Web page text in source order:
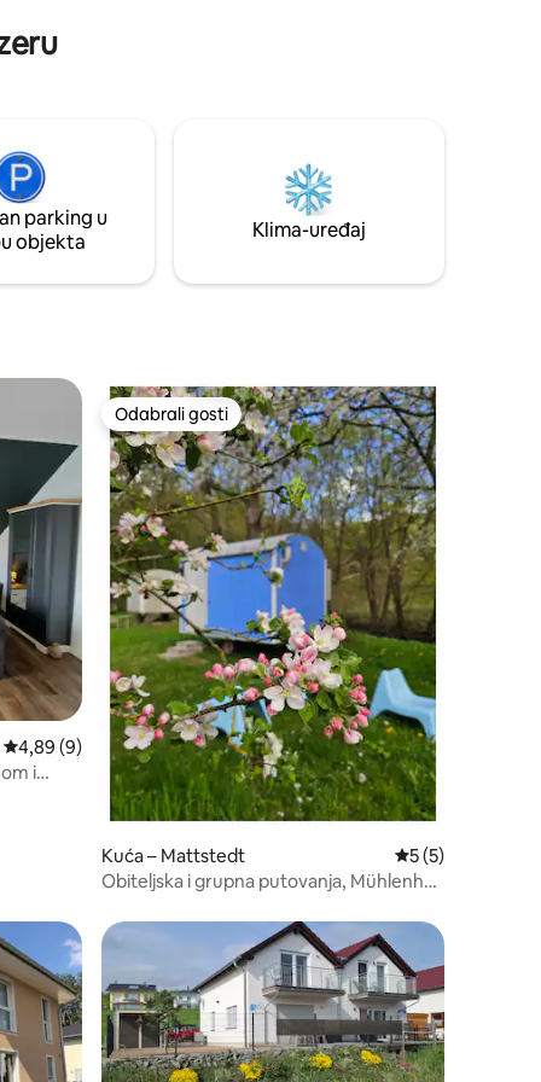
parking u
objekta
Klima-uređaj
Prosječna ocjena: 4,89/5, recenzija: 9
4,89 (9)
i
Odabrali gosti
Odabrali gosti
Kuća – Mattstedt Prosječna
5 (5)
Obiteljska i grupna putovanja, Mühlenhof